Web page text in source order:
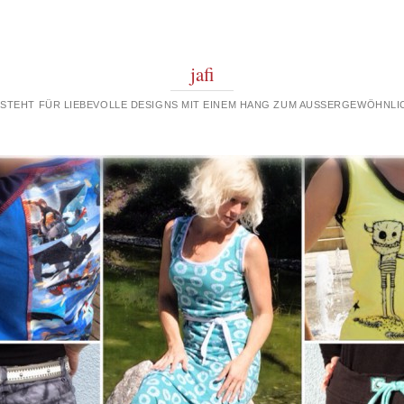
jafi
FÜR LIEBEVOLLE DESIGNS MIT EINEM HANG ZUM